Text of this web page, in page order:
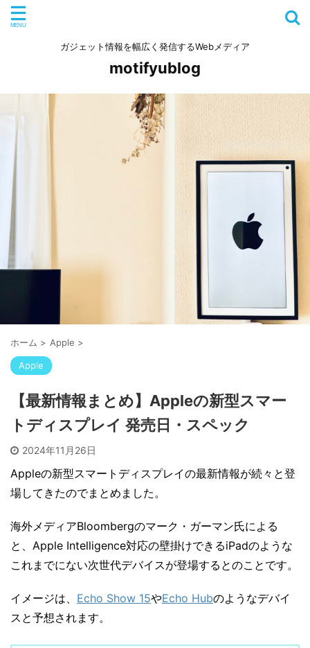
ガジェット情報を幅広く発信するWebメディア
motifyublog
ホーム > Apple >
Apple
【最新情報まとめ】Appleの新型スマー
トディスプレイ 発売日・スペック
2024年11月26日
Appleの新型スマートディスプレイの最新情報が続々と登
場してきたのでまとめました。
海外メディアBloombergのマーク・ガーマン氏による
と、Apple Intelligence対応の壁掛けできるiPadのような
これまでにない次世代デバイスが登場するとのことです。
イメージは、 Echo Show 15やEcho Hubのようなデバイ
スと予想されます。